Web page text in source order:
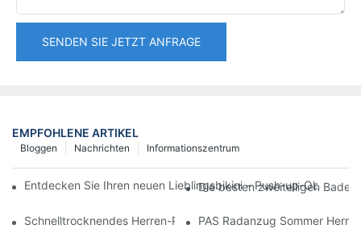
SENDEN SIE JETZT ANFRAGE
EMPFOHLENE ARTIKEL
Informationszentrum
Nachrichten
Bloggen
Entdecken Sie Ihren neuen Lieblingsbikini – Push-up-Oberteil
Die besten zweiteiligen
Schnelltrocknendes Herren-Radtrikot, Kurzarm, MTB- und
PAS Radanzug Sommer